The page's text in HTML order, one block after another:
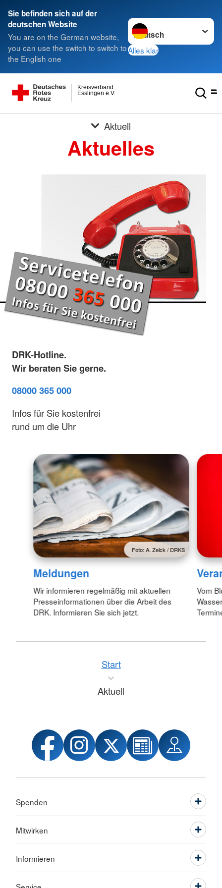
Sie befinden sich auf der
deutschen Website
You are on the German website,
you can use the switch to switch to
the English one
Sprache wechseln zu
Alles klar
Esslingen e.V.
Kreisverband
Aktuell
Aktuelles
DRK-Hotline.
Wir beraten Sie gerne.
08000 365 000
Infos für Sie kostenfrei
rund um die Uhr
Foto: A. Zelck / DRKS
Meldungen
Wir informieren regelmäßig mit aktuellen
Presseinformationen über die Arbeit des
DRK. Informieren Sie sich jetzt.
Vom
Start
Aktuell
Spenden
Mitwirken
Informieren